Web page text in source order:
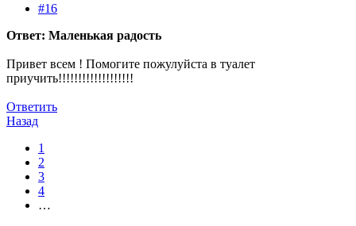
#16
Ответ: Маленькая радость
Привет всем ! Помогите пожулуйста в туалет
приучить!!!!!!!!!!!!!!!!!!!
Ответить
Назад
1
2
3
4
…